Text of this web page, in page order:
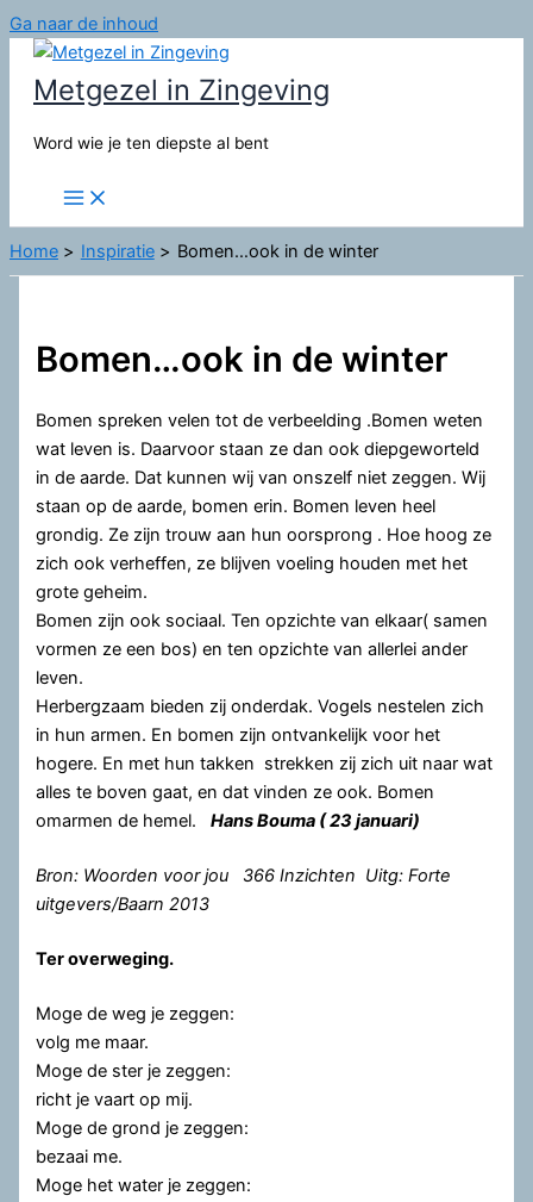
Ga naar de inhoud
Metgezel in Zingeving
Word wie je ten diepste al bent
Home Inspiratie Bomen…ook in de winter
Bomen…ook in de winter
Bomen spreken velen tot de verbeelding .Bomen weten
wat leven is. Daarvoor staan ze dan ook diepgeworteld
in de aarde. Dat kunnen wij van onszelf niet zeggen. Wij
staan op de aarde, bomen erin. Bomen leven heel
grondig. Ze zijn trouw aan hun oorsprong . Hoe hoog ze
zich ook verheffen, ze blijven voeling houden met het
grote geheim.
Bomen zijn ook sociaal. Ten opzichte van elkaar( samen
vormen ze een bos) en ten opzichte van allerlei ander
leven.
Herbergzaam bieden zij onderdak. Vogels nestelen zich
in hun armen. En bomen zijn ontvankelijk voor het
hogere. En met hun takken strekken zij zich uit naar wat
alles te boven gaat, en dat vinden ze ook. Bomen
omarmen de hemel.Hans Bouma ( 23 januari)
Bron: Woorden voor jou 366 Inzichten Uitg: Forte
uitgevers/Baarn 2013
Ter overweging.
Moge de weg je zeggen:
volg me maar.
Moge de ster je zeggen:
richt je vaart op mij.
Moge de grond je zeggen:
bezaai me.
Moge het water je zeggen: